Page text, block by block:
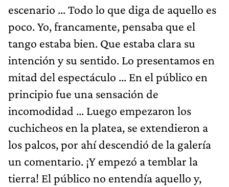
escenario ... Todo lo que diga de aquello es
poco. Yo, francamente, pensaba que el
tango estaba bien. Que estaba clara su
intención y su sentido. Lo presentamos en
mitad del espectáculo ... En el público en
principio fue una sensación de
incomodidad ... Luego empezaron los
cuchicheos en la platea, se extendieron a
los palcos, por ahí descendió de la galería
un comentario. ¡Y empezó a temblar la
tierra! El público no entendía aquello y,